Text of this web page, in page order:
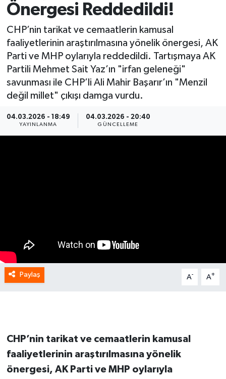
Önergesi Reddedildi!
CHP’nin tarikat ve cemaatlerin kamusal
faaliyetlerinin araştırılmasına yönelik önergesi, AK
Parti ve MHP oylarıyla reddedildi. Tartışmaya AK
Partili Mehmet Sait Yaz’ın "irfan geleneği"
savunması ile CHP’li Ali Mahir Başarır’ın "Menzil
değil millet" çıkışı damga vurdu.
04.03.2026 - 18:49
YAYINLANMA
04.03.2026 - 20:40
GÜNCELLEME
Paylaş A- A+
CHP’nin tarikat ve cemaatlerin kamusal
faaliyetlerinin araştırılmasına yönelik
önergesi, AK Parti ve MHP oylarıyla
Spor
Yaşam